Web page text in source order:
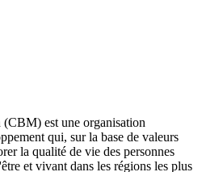
est une organisation
qui, sur la base de valeurs
la qualité de vie des personnes
et vivant dans les régions les plus